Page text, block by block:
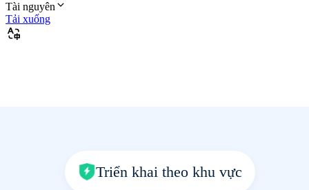
Tài nguyên
Tải xuống
Triển khai theo khu vực